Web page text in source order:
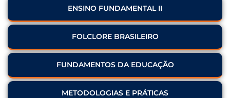
ENSINO FUNDAMENTAL II
FOLCLORE BRASILEIRO
FUNDAMENTOS DA EDUCAÇÃO
METODOLOGIAS E PRÁTICAS